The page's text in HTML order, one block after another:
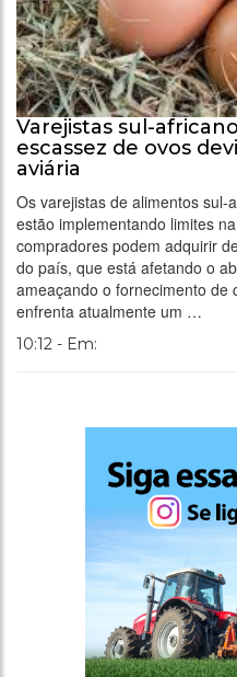
Varejistas sul-
escassez de ovos
aviária
Os varejistas de alimentos sul-
estão implementando limites
compradores podem adquirir
do país, que está afetando o
ameaçando o fornecimento de
enfrenta atualmente um …
10:12 - Em: